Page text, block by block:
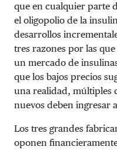
que en cualquier parte
el oligopolio de la
desarrollos
tres razones por las
un mercado de
que los bajos precios
una realidad, múltiples
nuevos deben ingresar
Los tres grandes
oponen